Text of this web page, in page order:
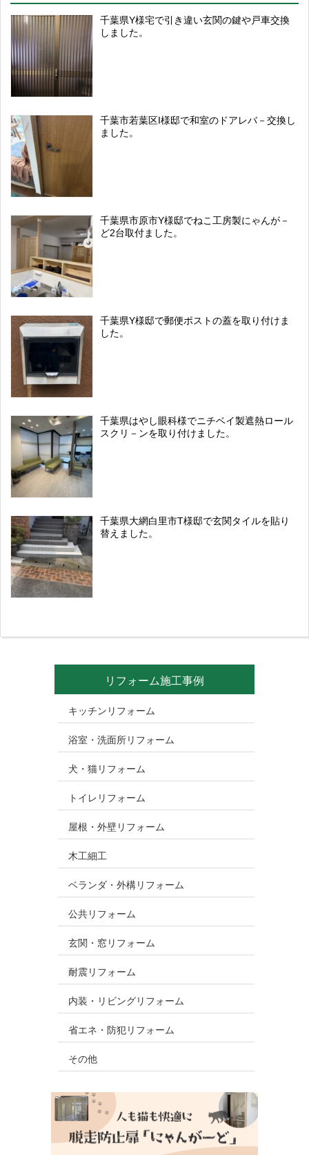
千葉県Y様宅で引き違い玄関の鍵や戸車交換
しました。
千葉市若葉区I様邸で和室のドアレバ－交換し
ました。
千葉県市原市Y様邸でねこ工房製にゃんが－
ど2台取付ました。
千葉県Y様邸で郵便ポストの蓋を取り付けま
した。
千葉県はやし眼科様でニチベイ製遮熱ロール
スクリ－ンを取り付けました。
千葉県大網白里市T様邸で玄関タイルを貼り
替えました。
リフォーム施工事例
キッチンリフォーム
浴室・洗面所リフォーム
犬・猫リフォーム
トイレリフォーム
屋根・外壁リフォーム
木工細工
ベランダ・外構リフォーム
公共リフォーム
玄関・窓リフォーム
耐震リフォーム
内装・リビングリフォーム
省エネ・防犯リフォーム
その他